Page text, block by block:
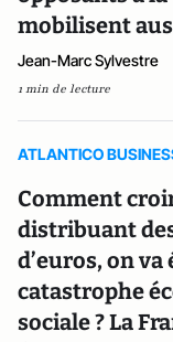
mobilisent
Jean-Marc Sylvestre
1 min de lecture
ATLANTICO
Comment
distribuant
d’euros, on
catastrophe
sociale ? La